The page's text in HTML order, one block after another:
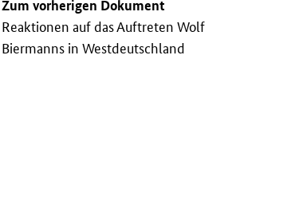
Zum vorherigen Dokument
Reaktionen auf das Auftreten Wolf
Biermanns in Westdeutschland